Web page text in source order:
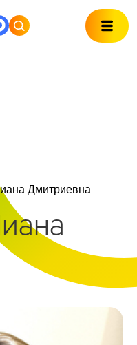
Дмитриевна